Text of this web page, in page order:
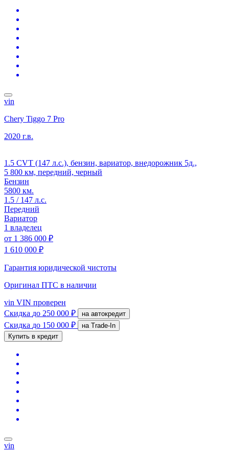
vin
Chery Tiggo 7 Pro
2020 г.в.
1.5 CVT (147 л.с.), бензин, вариатор, внедорожник 5д.,
5 800 км, передний, черный
Бензин
5800 км.
1.5 / 147 л.с.
Передний
Вариатор
1 владелец
от 1 386 000 ₽
1 610 000 ₽
Гарантия юридической чистоты
Оригинал ПТС в наличии
vin VIN проверен
Скидка до 250 000 ₽ на автокредит
Скидка до 150 000 ₽
на Trade-In
Купить в кредит
vin